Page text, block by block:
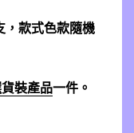
款式色款隨機
裝產品一件。